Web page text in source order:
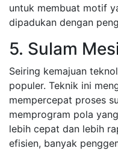
untuk membuat motif
dipadukan dengan
5. Sulam
Seiring kemajuan
populer. Teknik ini
mempercepat proses
memprogram pola
lebih cepat dan lebih
efisien, banyak